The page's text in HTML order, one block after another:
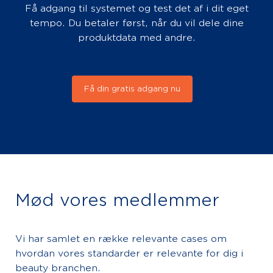
Kræver GS1 TradeSync
abonnement:
Koncernaftale
TradeSync Solution
fra en konto til en anden
Pris med billeder/stempler 7.725 DKK
Få adgang til systemet og test det af i dit eget
tempo. Du betaler først, når du vil dele dine
produktdata med andre.
Få din gratis adgang nu
Mød vores medlemmer
Vi har samlet en række relevante cases om
hvordan vores standarder er relevante for dig i
beauty branchen.